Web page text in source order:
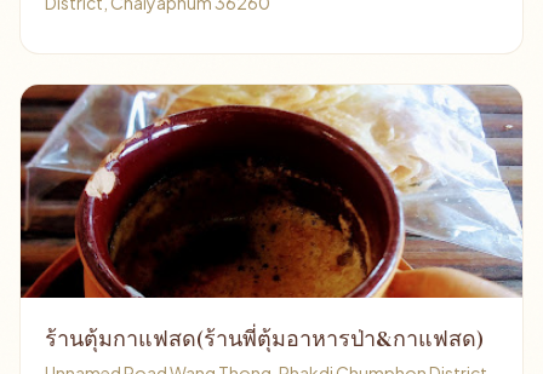
ร้านตุ้มกาแฟสด(ร้านพี่ตุ้มอาหารป่า&กาแฟสด)